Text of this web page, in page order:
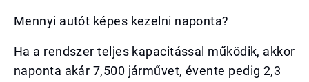
Mennyi autót képes kezelni naponta?
Ha a rendszer teljes kapacitással működik, akkor
naponta akár 7,500 járművet, évente pedig 2,3